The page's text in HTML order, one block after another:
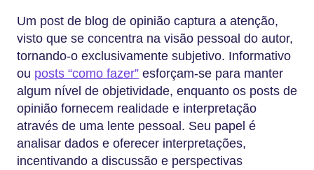
Um post de blog de opinião captura a atenção,
visto que se concentra na visão pessoal do autor,
tornando-o exclusivamente subjetivo. Informativo
ou posts “como fazer” esforçam-se para manter
algum nível de objetividade, enquanto os posts de
opinião fornecem realidade e interpretação
através de uma lente pessoal. Seu papel é
analisar dados e oferecer interpretações,
incentivando a discussão e perspectivas